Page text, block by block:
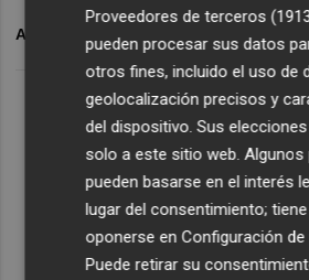
ARCHIVADO EN ELCHE CF
Proveedores de terceros
pueden procesar sus datos
otros fines, incluido el uso de
geolocalización precisos y
del dispositivo. Sus
solo a este sitio web. Algunos
pueden basarse en el interés
lugar del consentimiento;
oponerse enConfiguración de
Puede retirar su